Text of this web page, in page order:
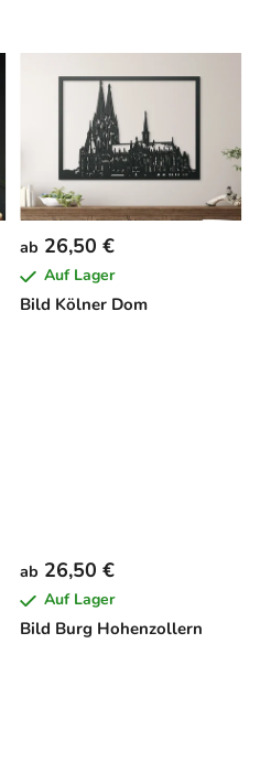
Bild Kölner Dom
ab 26,50 €
Auf Lager
Bild Burg Hohenzollern
ab 26,50 €
Auf Lager